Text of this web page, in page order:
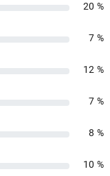
20 %
7 %
12 %
7 %
8 %
10 %